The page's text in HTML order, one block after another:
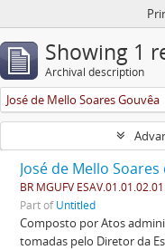
Showing 1
Archival description
José de Mello Soares Gouvêa
José de Mello
BR MGUFV
Part ofUntitled
Composto por Atos
tomadas pelo Diretor da